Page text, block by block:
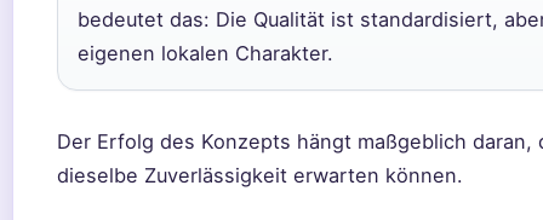
bedeutet das: Die Qualität ist standardisiert,
eigenen lokalen Charakter.
Der Erfolg des Konzepts hängt maßgeblich daran,
dieselbe Zuverlässigkeit erwarten können.